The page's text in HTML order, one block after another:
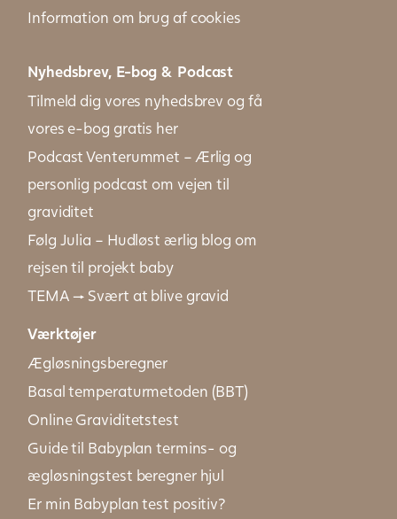
Information om brug af cookies
Nyhedsbrev, E-bog & Podcast
Tilmeld dig vores nyhedsbrev og få
vores e-bog gratis her
Podcast Venterummet – Ærlig og
personlig podcast om vejen til
graviditet
Følg Julia – Hudløst ærlig blog om
rejsen til projekt baby
TEMA → Svært at blive gravid
Værktøjer
Ægløsningsberegner
Basal temperaturmetoden (BBT)
Online Graviditetstest
Guide til Babyplan termins- og
ægløsningstest beregner hjul
Er min Babyplan test positiv?